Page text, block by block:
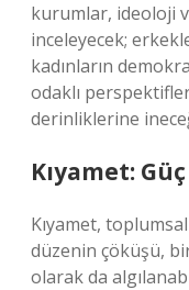
kurumlar, ideoloji
inceleyecek;
kadınların
odaklı
derinliklerine
Kıyamet:
Kıyamet,
düzenin çöküşü,
olarak da